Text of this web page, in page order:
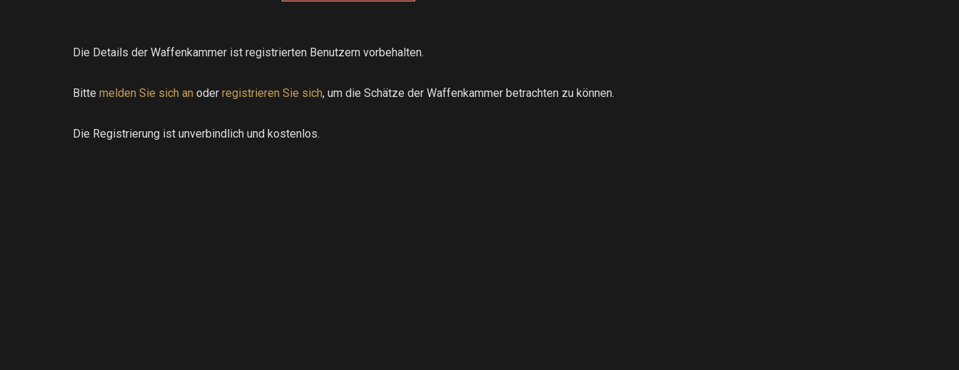
Die Details der Waffenkammer ist registrierten Benutzern vorbehalten.
Bitte melden Sie sich an oder registrieren Sie sich, um die Schätze der Waffenkammer betrachten zu können.
Die Registrierung ist unverbindlich und kostenlos.